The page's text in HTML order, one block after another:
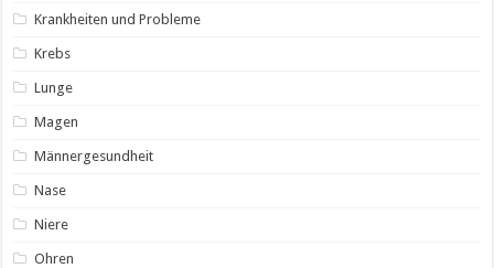
Krankheiten und Probleme
Krebs
Lunge
Magen
Männergesundheit
Nase
Niere
Ohren